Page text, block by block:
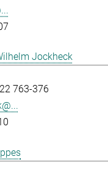
Jockheck
763-376